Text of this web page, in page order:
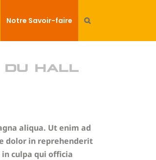
Notre Savoir-faire
du hall
aliqua. Ut enim ad
dolor in reprehenderit
culpa qui officia